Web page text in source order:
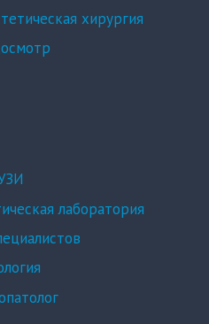
хирургия
лаборатория